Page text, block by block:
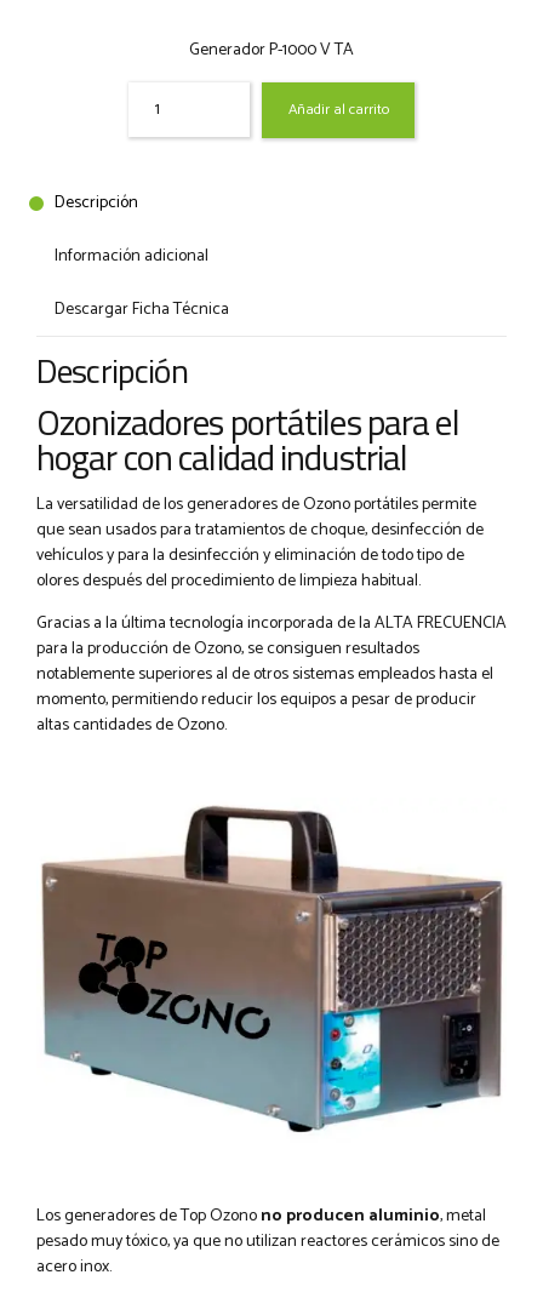
precio
original
era:
Generador P-1000 V TA
Añadir al carrito
Descripción
Información adicional
Descargar Ficha Técnica
Descripción
Ozonizadores portátiles para el
hogar con calidad industrial
La versatilidad de los generadores de Ozono portátiles permite
que sean usados para tratamientos de choque, desinfección de
vehículos y para la desinfección y eliminación de todo tipo de
olores después del procedimiento de limpieza habitual.
Gracias a la última tecnología incorporada de la ALTA FRECUENCIA
para la producción de Ozono, se consiguen resultados
notablemente superiores al de otros sistemas empleados hasta el
momento, permitiendo reducir los equipos a pesar de producir
altas cantidades de Ozono.
Los generadores de Top Ozonono producen aluminio, metal
pesado muy tóxico, ya que no utilizan reactores cerámicos sino de
acero inox.